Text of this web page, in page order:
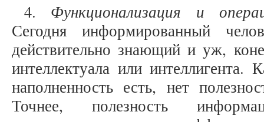
4. Функционализация и
Сегодня информированный
действительно знающий и уж,
интеллектуала или
наполненность есть, нет
Точнее, полезность